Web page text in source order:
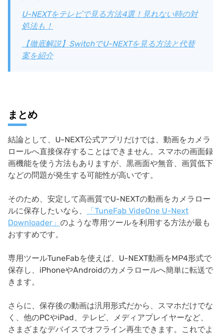
U-NEXTをテレビで見る方法4選！見れない時の対
処法も！
【徹底解説】SwitchでU-NEXTを見る方法と代替
案を紹介
まとめ
結論として、U-NEXT公式アプリだけでは、動画をカメラ
ロールへ直接保存することはできません。スマホの画面録
画機能を使う方法もありますが、黒画面や無音、画質低下
などの問題が発生する可能性が高いです。
そのため、安定して高画質でU-NEXTの動画をカメラロー
ルに保存したいなら、
「TuneFab VideOne U-Next
Downloader」 のような専用ツールを利用する方法が最も
おすすめです。
専用ツールTuneFabを使えば、U-NEXT動画をMP4形式で
保存し、iPhoneやAndroidのカメラロールへ簡単に転送で
きます。
さらに、保存後の動画は汎用形式だから、スマホだけでな
く、他のPCやiPad、テレビ、メディアプレイヤーなど、
さまざまなデバイスでオフライン再生できます。これでよ